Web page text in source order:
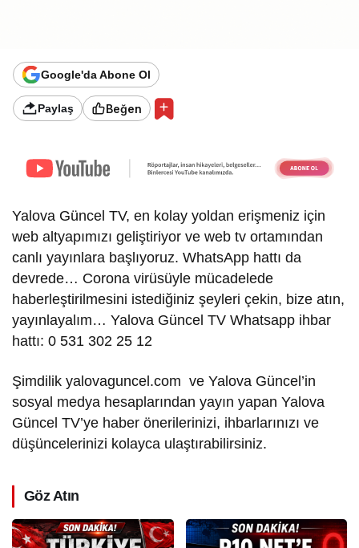
Google'da Abone Ol
Paylaş Beğen
Yalova Güncel TV, en kolay yoldan erişmeniz için
web altyapımızı geliştiriyor ve web tv ortamından
canlı yayınlara başlıyoruz. WhatsApp hattı da
devrede… Corona virüsüyle mücadelede
haberleştirilmesini istediğiniz şeyleri çekin, bize atın,
yayınlayalım… Yalova Güncel TV Whatsapp ihbar
hattı: 0 531 302 25 12
Şimdilik yalovaguncel.com ve Yalova Güncel’in
sosyal medya hesaplarından yayın yapan Yalova
Güncel TV’ye haber önerilerinizi, ihbarlarınızı ve
düşüncelerinizi kolayca ulaştırabilirsiniz.
Göz Atın